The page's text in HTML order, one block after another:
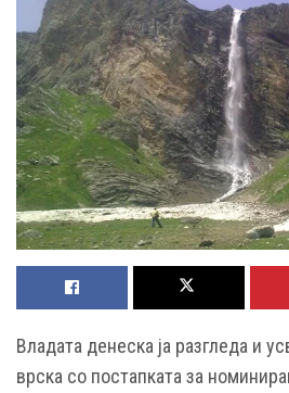
Владата денеска ја разгледа и
врска со постапката за